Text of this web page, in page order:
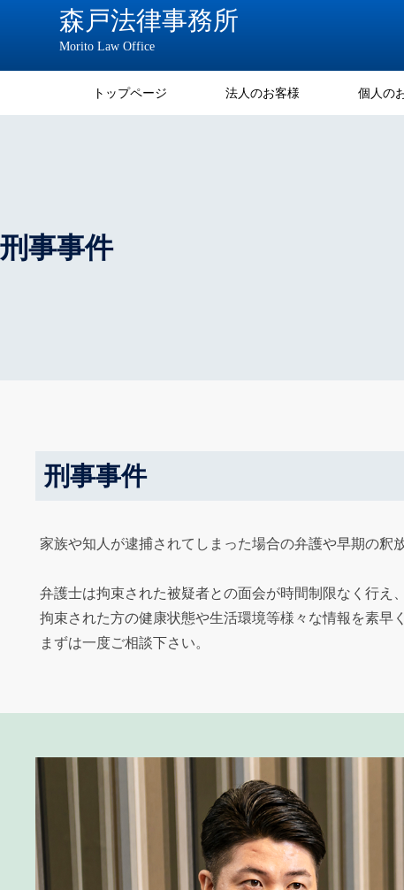
森戸法律事務所
Morito Law Office
トップページ 法人のお客様 個人の
刑事事件
刑事事件
家族や知人が逮捕されてしまった場合の弁護や早期の
弁護士は拘束された被疑者との面会が時間制限なく行え
拘束された方の健康状態や生活環境等様々な情報を素早
まずは一度ご相談下さい。